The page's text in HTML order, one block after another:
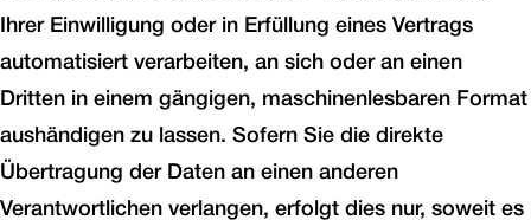
Ihrer Einwilligung oder in Erfüllung eines Vertrags
automatisiert verarbeiten, an sich oder an einen
Dritten in einem gängigen, maschinenlesbaren Format
aushändigen zu lassen. Sofern Sie die direkte
Übertragung der Daten an einen anderen
Verantwortlichen verlangen, erfolgt dies nur, soweit es